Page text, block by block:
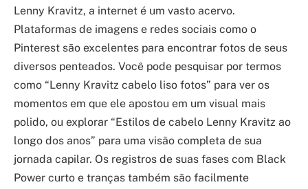
Lenny Kravitz, a internet é um vasto acervo.
Plataformas de imagens e redes sociais como o
Pinterest são excelentes para encontrar fotos de seus
diversos penteados. Você pode pesquisar por termos
como “Lenny Kravitz cabelo liso fotos” para ver os
momentos em que ele apostou em um visual mais
polido, ou explorar “Estilos de cabelo Lenny Kravitz ao
longo dos anos” para uma visão completa de sua
jornada capilar. Os registros de suas fases com Black
Power curto e tranças também são facilmente